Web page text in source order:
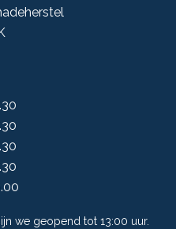
we geopend tot 13:00 uur.